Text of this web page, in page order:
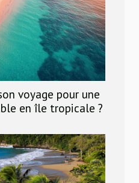
voyage pour une
en île tropicale ?